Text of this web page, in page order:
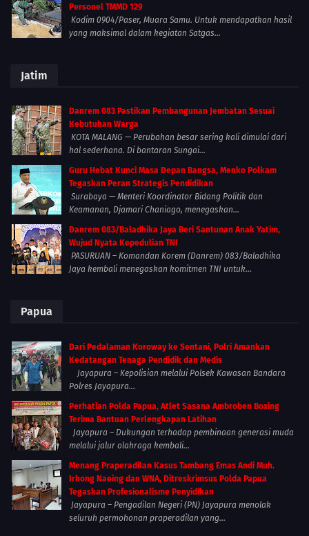
Personel TMMD 129
Kodim 0904/Paser, Muara Samu. Untuk mendapatkan hasil
yang maksimal dalam kegiatan Satgas...
Jatim
Danrem 083 Pastikan Pembangunan Jembatan Sesuai
Kebutuhan Warga
KOTA MALANG — Perubahan besar sering kali dimulai dari
hal sederhana. Di bantaran Sungai...
Guru Hebat Kunci Masa Depan Bangsa, Menko Polkam
Tegaskan Peran Strategis Pendidikan
Surabaya — Menteri Koordinator Bidang Politik dan
Keamanan, Djamari Chaniago, menegaskan...
Danrem 083/Baladhika Jaya Beri Santunan Anak Yatim,
Wujud Nyata Kepedulian TNI
PASURUAN – Komandan Korem (Danrem) 083/Baladhika
Jaya kembali menegaskan komitmen TNI untuk...
Papua
Dari Pedalaman Koroway ke Sentani, Polri Amankan
Kedatangan Tenaga Pendidik dan Medis
Jayapura – Kepolisian melalui Polsek Kawasan Bandara
Polres Jayapura...
Perhatian Polda Papua, Atlet Sasana Ambroben Boxing
Terima Bantuan Perlengkapan Latihan
Jayapura – Dukungan terhadap pembinaan generasi muda
melalui jalur olahraga kembali...
Menang Praperadilan Kasus Tambang Emas Andi Muh.
Irhong Naeing dan WNA, Ditreskrimsus Polda Papua
Tegaskan Profesionalisme Penyidikan
Jayapura – Pengadilan Negeri (PN) Jayapura menolak
seluruh permohonan praperadilan yang...